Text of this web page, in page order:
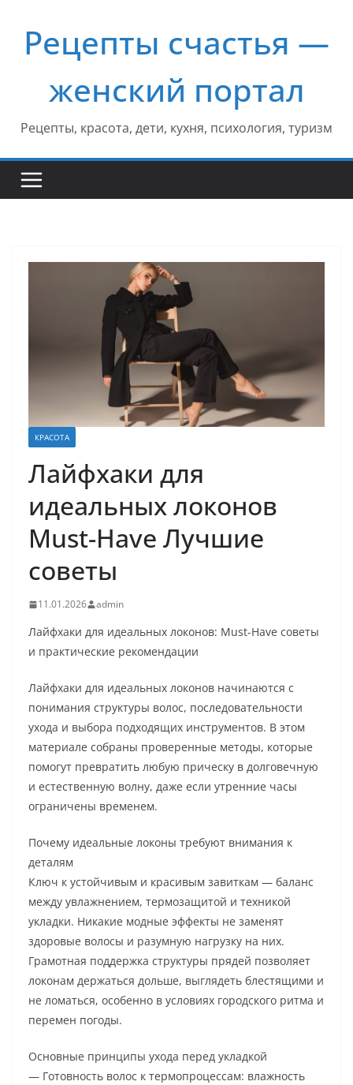
содержимому
Рецепты счастья —
женский портал
Рецепты, красота, дети, кухня, психология, туризм
КРАСОТА
Лайфхаки для
идеальных локонов
Must-Have Лучшие
советы
11.01.2026 admin
Лайфхаки для идеальных локонов: Must-Have советы
и практические рекомендации
Лайфхаки для идеальных локонов начинаются с
понимания структуры волос, последовательности
ухода и выбора подходящих инструментов. В этом
материале собраны проверенные методы, которые
помогут превратить любую прическу в долговечную
и естественную волну, даже если утренние часы
ограничены временем.
Почему идеальные локоны требуют внимания к
деталям
Ключ к устойчивым и красивым завиткам — баланс
между увлажнением, термозащитой и техникой
укладки. Никакие модные эффекты не заменят
здоровые волосы и разумную нагрузку на них.
Грамотная поддержка структуры прядей позволяет
локонам держаться дольше, выглядеть блестящими и
не ломаться, особенно в условиях городского ритма и
перемен погоды.
Основные принципы ухода перед укладкой
— Готовность волос к термопроцессам: влажность